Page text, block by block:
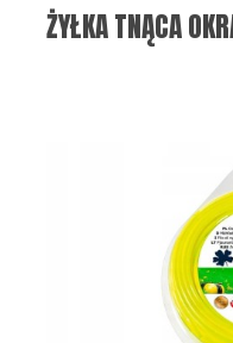
ŻYŁKA TNĄCA